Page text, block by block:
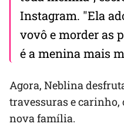
Instagram. "Ela
vovô e morder as
é a menina mais
Agora, Neblina
travessuras e carinho,
nova família.